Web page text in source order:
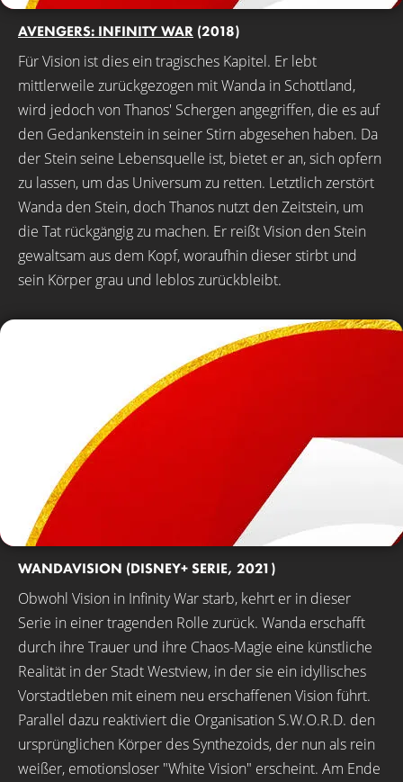
AVENGERS: INFINITY WAR (2018)
Für Vision ist dies ein tragisches Kapitel. Er lebt
mittlerweile zurückgezogen mit Wanda in Schottland,
wird jedoch von Thanos' Schergen angegriffen, die es auf
den Gedankenstein in seiner Stirn abgesehen haben. Da
der Stein seine Lebensquelle ist, bietet er an, sich opfern
zu lassen, um das Universum zu retten. Letztlich zerstört
Wanda den Stein, doch Thanos nutzt den Zeitstein, um
die Tat rückgängig zu machen. Er reißt Vision den Stein
gewaltsam aus dem Kopf, woraufhin dieser stirbt und
sein Körper grau und leblos zurückbleibt.
WANDAVISION (DISNEY+ SERIE, 2021)
Obwohl Vision in Infinity War starb, kehrt er in dieser
Serie in einer tragenden Rolle zurück. Wanda erschafft
durch ihre Trauer und ihre Chaos-Magie eine künstliche
Realität in der Stadt Westview, in der sie ein idyllisches
Vorstadtleben mit einem neu erschaffenen Vision führt.
Parallel dazu reaktiviert die Organisation S.W.O.R.D. den
ursprünglichen Körper des Synthezoids, der nun als rein
weißer, emotionsloser "White Vision" erscheint. Am Ende